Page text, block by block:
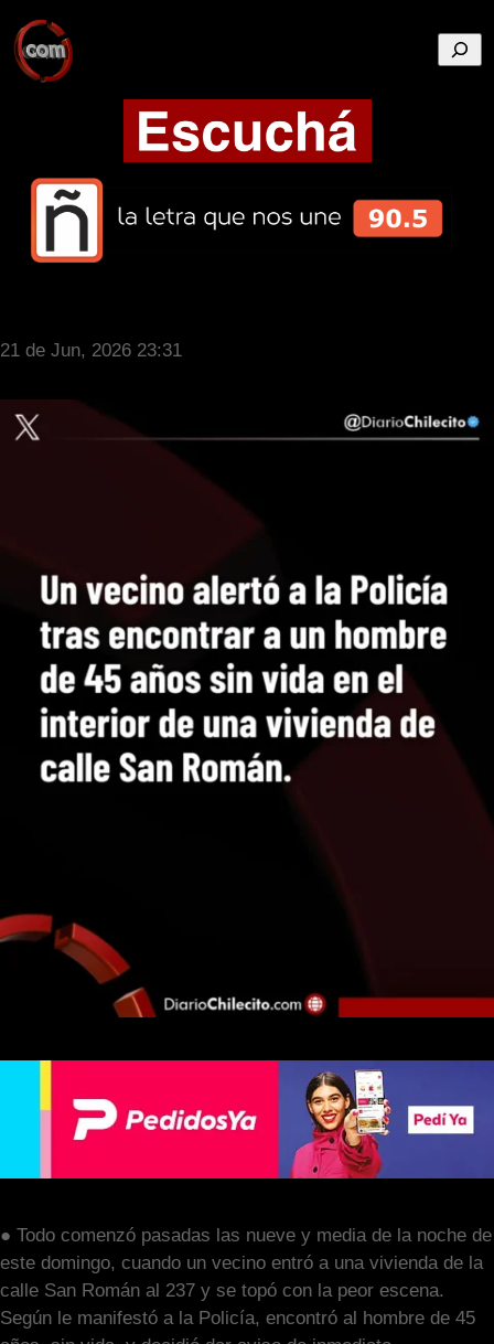
21 de Jun, 2026 23:31
● Todo comenzó pasadas las nueve y media de la noche de
este domingo, cuando un vecino entró a una vivienda de la
calle San Román al 237 y se topó con la peor escena.
Según le manifestó a la Policía, encontró al hombre de 45